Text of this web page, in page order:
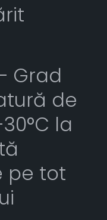
Grad
de
la
pe tot